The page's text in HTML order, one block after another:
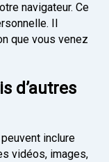
navigateur. Ce
Il
que vous venez
d’autres
inclure
vidéos, images,